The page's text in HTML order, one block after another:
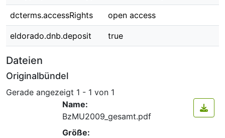
dcterms.accessRights open access
eldorado.dnb.deposit true
Dateien
Originalbündel
Gerade angezeigt 1 - 1 von 1
Name:
BzMU2009_gesamt.pdf
Größe: